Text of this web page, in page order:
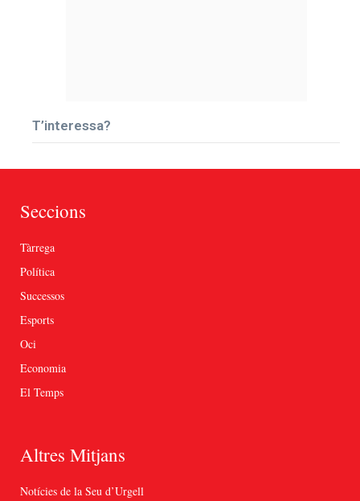
T’interessa?
Seccions
Tàrrega
Política
Successos
Esports
Oci
Economia
El Temps
Altres Mitjans
Notícies de la Seu d’Urgell